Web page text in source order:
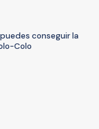
conseguir la
Colo